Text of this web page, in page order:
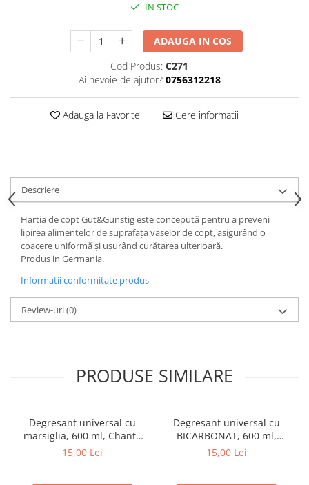
IN STOC
ADAUGA IN COS
Cod Produs: C271
Ai nevoie de ajutor? 0756312218
Adauga la Favorite Cere informatii
Descriere
Hartia de copt Gut&Gunstig este concepută pentru a preveni
lipirea alimentelor de suprafața vaselor de copt, asigurând o
coacere uniformă și ușurând curățarea ulterioară.
Produs in Germania.
Informatii conformitate produs
Review-uri(0)
PRODUSE SIMILARE
Degresant universal cu
marsiglia, 600 ml, Chante
Clair
15,00 Lei
Degresant universal cu
BICARBONAT, 600 ml,
Chante Clair
15,00 Lei